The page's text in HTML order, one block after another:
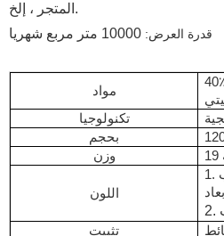
المتجر ، إلخ.
قدرة العرض: 10000 متر مربع شهريا
مواد
40٪ بولي كلوريد الفينيل ، 57٪ كربونات الكالسيوم ، 3٪ مادة
تكنولوجيا
بحجم
وزن
اللون
1. الحبوب الرخامية ، الحبوب الخشبية ، اللون الصلب
تثبيت